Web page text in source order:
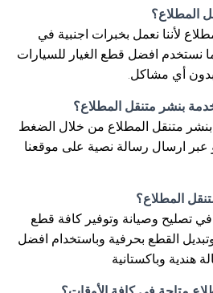
المطلاع؟
لأننا نعمل بخبرات اجنبية في
نستخدم افضل قطع الغيار للسيارات
أي مشاكل.
بنشر متنقل المطلاع؟
متنقل المطلاع من خلال الضغط
عبر ارسال رسالة نصية على موقعنا
المطلاع؟
تصليح وصيانة وتوفير كافة قطع
القطع بحرفية وباستخدام افضل
هندية وباكستانية